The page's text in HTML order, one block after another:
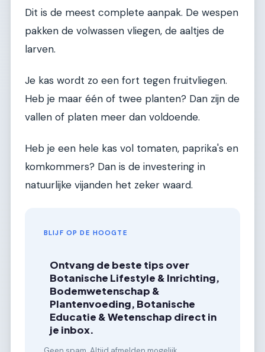
Dit is de meest complete aanpak. De wespen
pakken de volwassen vliegen, de aaltjes de
larven.
Je kas wordt zo een fort tegen fruitvliegen.
Heb je maar één of twee planten? Dan zijn de
vallen of platen meer dan voldoende.
Heb je een hele kas vol tomaten, paprika's en
komkommers? Dan is de investering in
natuurlijke vijanden het zeker waard.
BLIJF OP DE HOOGTE
Ontvang de beste tips over
Botanische Lifestyle & Inrichting,
Bodemwetenschap &
Plantenvoeding, Botanische
Educatie & Wetenschap direct in
je inbox.